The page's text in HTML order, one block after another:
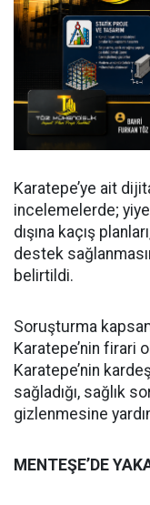
Karatepe’ye ait
incelemelerde;
dışına kaçış
destek
belirtildi.
Soruşturma
Karatepe’nin firari
Karatepe’nin
sağladığı, sağlık
gizlenmesine
MENTEŞE’DE